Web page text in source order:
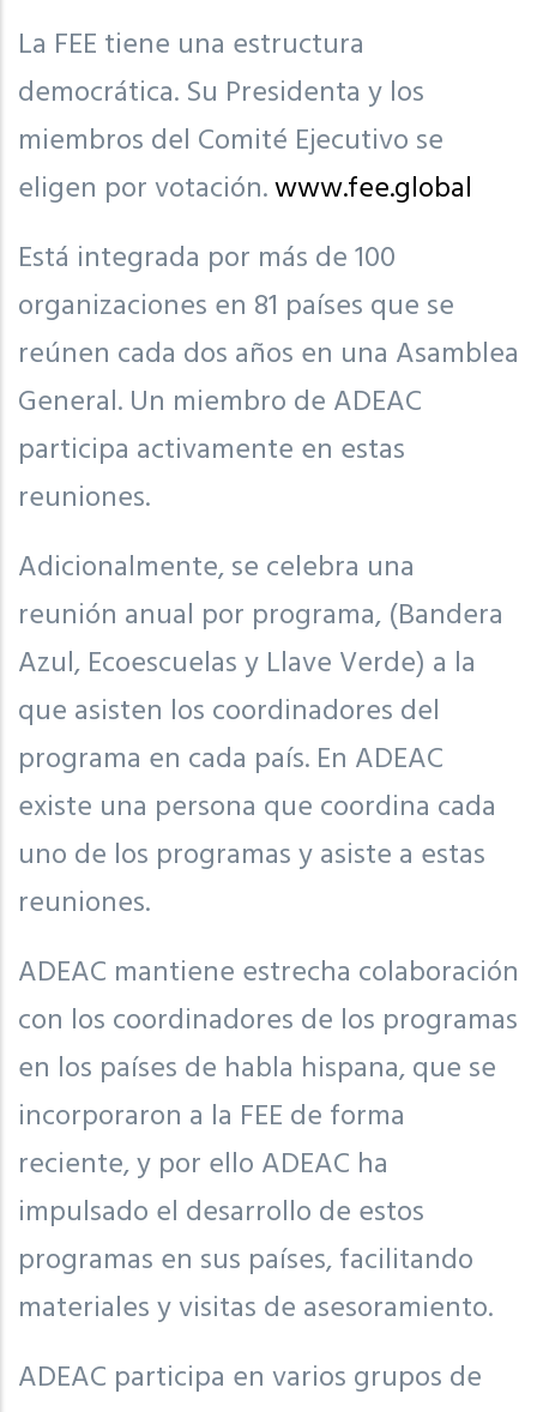
La FEE tiene una estructura
democrática. Su Presidenta y los
miembros del Comité Ejecutivo se
eligen por votación.www.fee.global
Está integrada por más de 100
organizaciones en 81 países que se
reúnen cada dos años en una Asamblea
General. Un miembro de ADEAC
participa activamente en estas
reuniones.
Adicionalmente, se celebra una
reunión anual por programa, (Bandera
Azul, Ecoescuelas y Llave Verde) a la
que asisten los coordinadores del
programa en cada país. En ADEAC
existe una persona que coordina cada
uno de los programas y asiste a estas
reuniones.
ADEAC mantiene estrecha colaboración
con los coordinadores de los programas
en los países de habla hispana, que se
incorporaron a la FEE de forma
reciente, y por ello ADEAC ha
impulsado el desarrollo de estos
programas en sus países, facilitando
materiales y visitas de asesoramiento.
ADEAC participa en varios grupos de